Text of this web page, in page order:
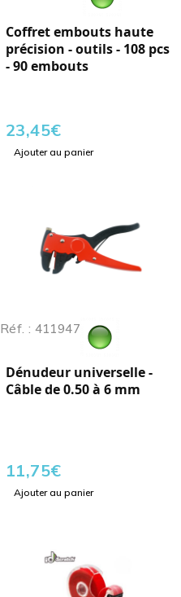
Coffret embouts haute
précision - outils - 108 pcs
- 90 embouts
23,45€
Ajouter au panier
Réf. : 411947
Dénudeur universelle -
Câble de 0.50 à 6 mm
11,75€
Ajouter au panier